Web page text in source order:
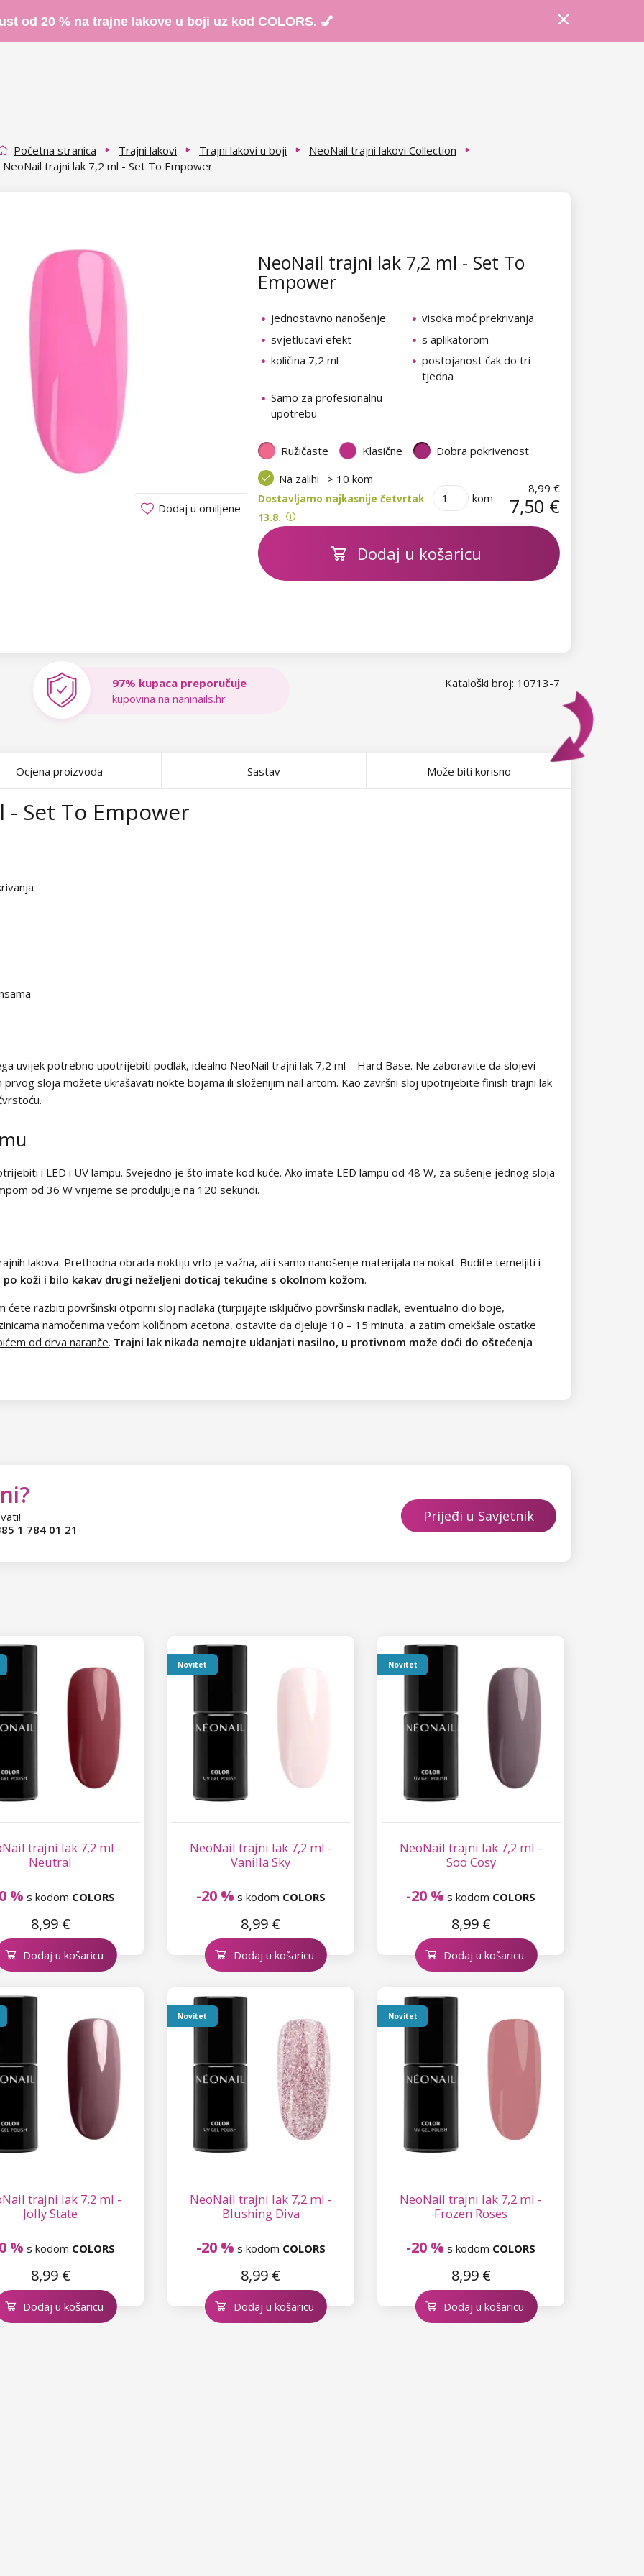
od 20 % na trajne lakove u boji uz kod COLORS. 💅
Početna stranica Trajni lakovi Trajni lakovi u boji
NeoNail trajni lakovi Collection
NeoNail trajni lak 7,2 ml - Set To Empower
Dodaj u omiljene
NeoNail trajni lak 7,2 ml - Set To
Empower
jednostavno nanošenje
visoka moć prekrivanja
svjetlucavi efekt
s aplikatorom
količina 7,2 ml
postojanost čak do tri
tjedna
Samo za profesionalnu
upotrebu
Ružičaste Klasične
Dobra pokrivenost
Na zalihi
> 10 kom
Dostavljamo najkasnije četvrtak
13.8.
kom
8,99 €
7,50 €
Dodaj u košaricu
Kataloški broj: 10713-7
97% kupaca preporučuje
kupovina na naninails.hr
Set To Empower
uvijek potrebno upotrijebiti podlak, idealno NeoNail trajni lak 7,2 ml – Hard Base. Ne zaboravite da slojevi
sloja možete ukrašavati nokte bojama ili složenijim nail artom. Kao završni sloj upotrijebite finish trajni lak
i LED i UV lampu. Svejedno je što imate kod kuće. Ako imate LED lampu od 48 W, za sušenje jednog sloja
od 36 W vrijeme se produljuje na 120 sekundi.
lakova. Prethodna obrada noktiju vrlo je važna, ali i samo nanošenje materijala na nokat. Budite temeljiti i
koži i bilo kakav drugi neželjeni doticaj tekućine s okolnom kožom.
ćete razbiti površinski otporni sloj nadlaka (turpijajte isključivo površinski nadlak, eventualno dio boje,
namočenima većom količinom acetona, ostavite da djeluje 10 – 15 minuta, a zatim omekšale ostatke
od drva naranče. Trajni lak nikada nemojte uklanjati nasilno, u protivnom može doći do oštećenja
Ocjena proizvoda Sastav Može biti korisno
1 784 01 21
Prijeđi u Savjetnik
trajni lak 7,2 ml -
Neutral
% s kodom COLORS
8,99 €
Dodaj u košaricu
NeoNail trajni lak 7,2 ml -
Vanilla Sky
-20 % s kodom COLORS
8,99 €
Novitet
Dodaj u košaricu
NeoNail trajni lak 7,2 ml -
Soo Cosy
-20 % s kodom COLORS
8,99 €
Novitet
Dodaj u košaricu
trajni lak 7,2 ml -
Jolly State
% s kodom COLORS
8,99 €
Dodaj u košaricu
NeoNail trajni lak 7,2 ml -
Blushing Diva
-20 % s kodom COLORS
8,99 €
Novitet
Dodaj u košaricu
NeoNail trajni lak 7,2 ml -
Frozen Roses
-20 % s kodom COLORS
8,99 €
Novitet
Dodaj u košaricu